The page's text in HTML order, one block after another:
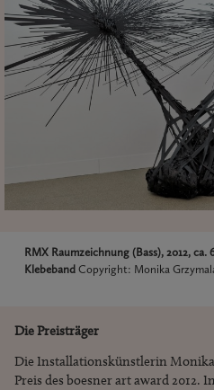
RMX Raumzeichnung (Bass), 2012, ca.
Klebeband Copyright: Monika
Die Preisträger
Die Installationskünstlerin
Preis des boesner art award 2012.